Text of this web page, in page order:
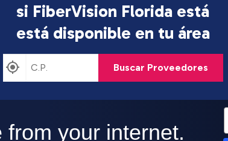
si FiberVision Florida está
está disponible en tu área
Buscar Proveedores